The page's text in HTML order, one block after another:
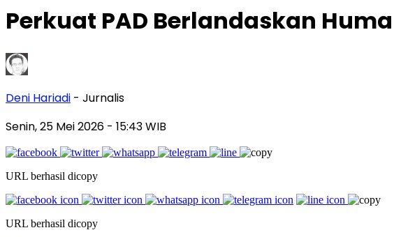
Perkuat PAD Berlandaskan
Deni Hariadi - Jurnalis
Senin, 25 Mei 2026 - 15:43 WIB
URL berhasil dicopy
URL berhasil dicopy